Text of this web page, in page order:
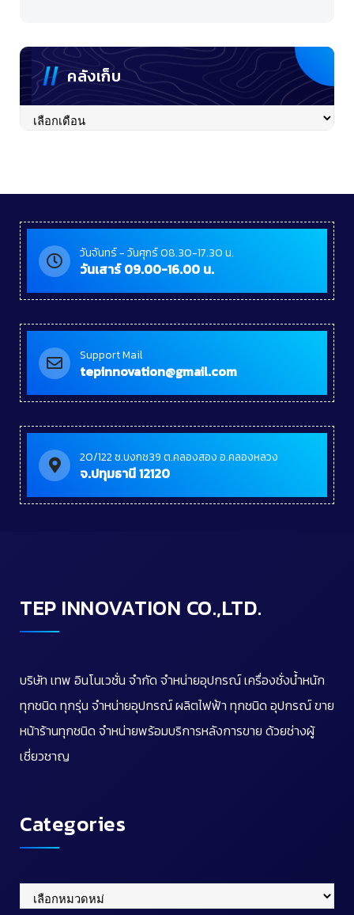
คลังเก็บ
คลัง
วันจันทร์ - วันศุกร์ 08.30-17.30 น.
วันเสาร์ 09.00-16.00 น.
Support Mail
tepinnovation@gmail.com
20/122 ซ.บงกช39 ต.คลองสอง อ.คลองหลวง
จ.ปทุมธานี 12120
TEP INNOVATION CO.,LTD.
บริษัท เทพ อินโนเวชั่น จำกัด จำหน่ายอุปกรณ์ เครื่องชั่งน้ำหนัก
ทุกชนิด ทุกรุ่น จำหน่ายอุปกรณ์ ผลิตไฟฟ้า ทุกชนิด อุปกรณ์ ขาย
หน้าร้านทุกชนิด จำหน่ายพร้อมบริการหลังการขาย ด้วยช่างผู้
เชี่ยวชาญ
Categories
Categories